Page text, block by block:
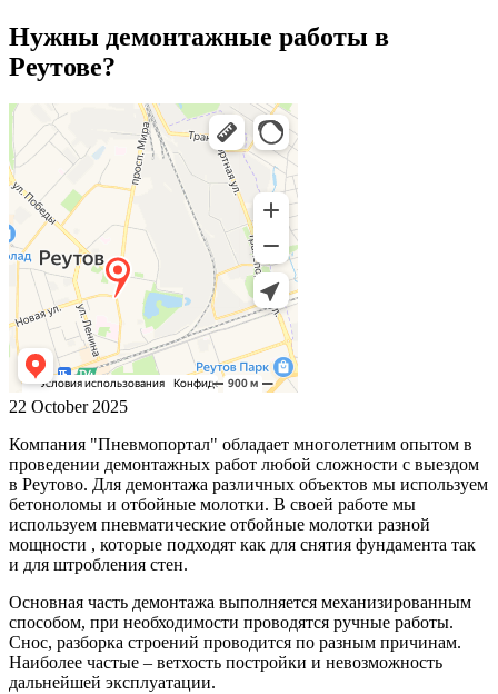
Нужны демонтажные работы в
Реутове?
22 October 2025
Компания "Пневмопортал" обладает многолетним опытом в
проведении демонтажных работ любой сложности с выездом
в Реутово. Для демонтажа различных объектов мы используем
бетоноломы и отбойные молотки. В своей работе мы
используем пневматические отбойные молотки разной
мощности , которые подходят как для снятия фундамента так
и для штробления стен.
Основная часть демонтажа выполняется механизированным
способом, при необходимости проводятся ручные работы.
Снос, разборка строений проводится по разным причинам.
Наиболее частые – ветхость постройки и невозможность
дальнейшей эксплуатации.